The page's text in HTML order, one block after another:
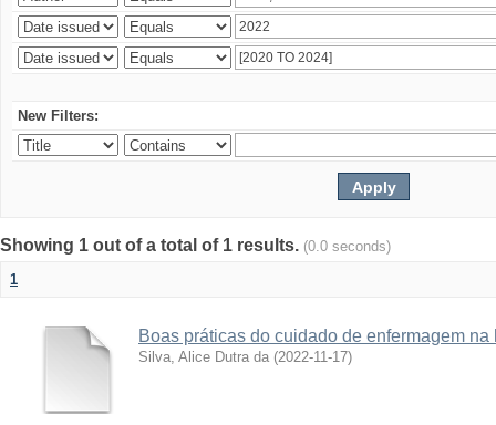
New Filters:
Showing 1 out of a total of 1 results. (0.0 seconds)
1
Boas práticas do cuidado de enfermagem
Silva, Alice Dutra da (2022-11-17)